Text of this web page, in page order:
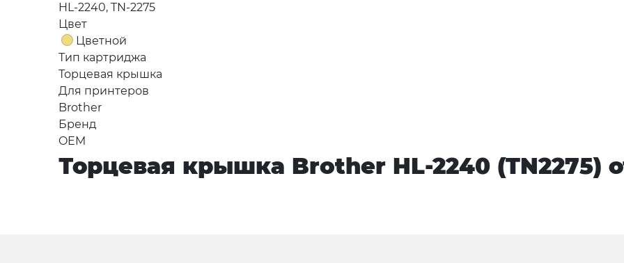
HL-2240, TN-2275
Цвет
Цветной
Тип картриджа
Торцевая крышка
Для принтеров
Brother
Бренд
OEM
Торцевая крышка Brother HL-2240 (TN2275)